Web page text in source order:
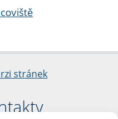
stránek